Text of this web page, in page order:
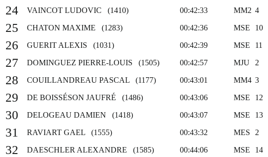
24 VAINCOT LUDOVIC (1410) 00:42:33 MM2 4
25 CHATON MAXIME (1283) 00:42:36 MSE 10
26 GUERIT ALEXIS (1031) 00:42:39 MSE 11
27 DOMINGUEZ PIERRE-LOUIS (1505) 00:42:57 MJU 2
28 COUILLANDREAU PASCAL (1177) 00:43:01 MM4 3
29 DE BOISSÉSON JAUFRÉ (1486) 00:43:06 MSE 12
30 DELOGEAU DAMIEN (1418) 00:43:07 MSE 13
31 RAVIART GAEL (1555) 00:43:32 MES 2
32 DAESCHLER ALEXANDRE (1585) 00:44:06 MSE 14